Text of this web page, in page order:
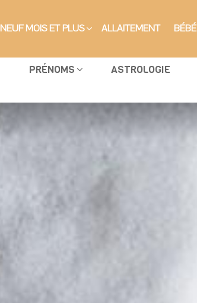
NEUF MOIS ET PLUS ALLAITEMENT BÉBÉ
PRÉNOMS ASTROLOGIE